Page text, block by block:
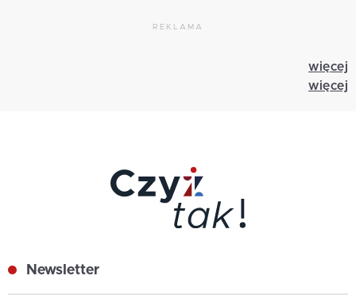
REKLAMA
więcej
więcej
Newsletter